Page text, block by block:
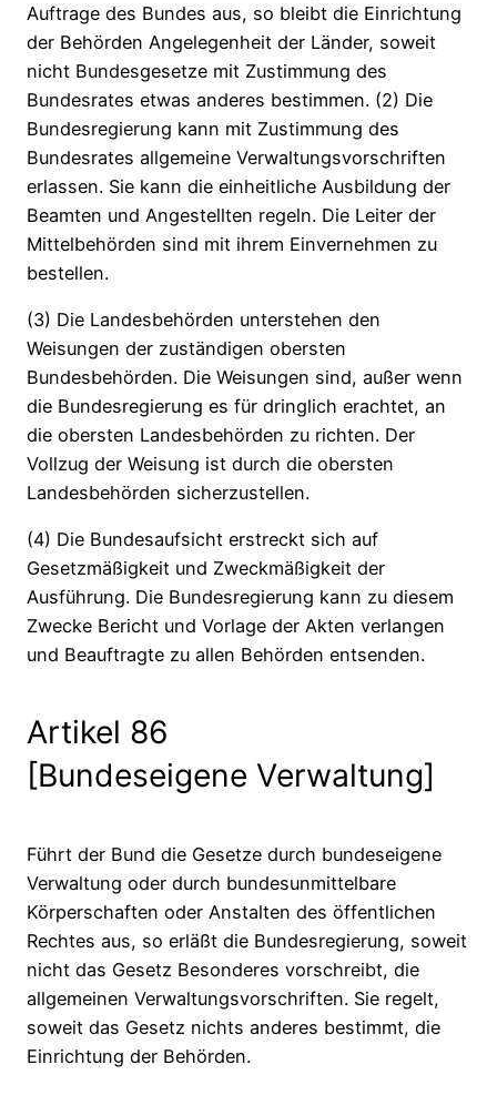
Auftrage des Bundes aus, so bleibt die Einrichtung
der Behörden Angelegenheit der Länder, soweit
nicht Bundesgesetze mit Zustimmung des
Bundesrates etwas anderes bestimmen. (2) Die
Bundesregierung kann mit Zustimmung des
Bundesrates allgemeine Verwaltungsvorschriften
erlassen. Sie kann die einheitliche Ausbildung der
Beamten und Angestellten regeln. Die Leiter der
Mittelbehörden sind mit ihrem Einvernehmen zu
bestellen.
(3) Die Landesbehörden unterstehen den
Weisungen der zuständigen obersten
Bundesbehörden. Die Weisungen sind, außer wenn
die Bundesregierung es für dringlich erachtet, an
die obersten Landesbehörden zu richten. Der
Vollzug der Weisung ist durch die obersten
Landesbehörden sicherzustellen.
(4) Die Bundesaufsicht erstreckt sich auf
Gesetzmäßigkeit und Zweckmäßigkeit der
Ausführung. Die Bundesregierung kann zu diesem
Zwecke Bericht und Vorlage der Akten verlangen
und Beauftragte zu allen Behörden entsenden.
Artikel 86
[Bundeseigene Verwaltung]
Führt der Bund die Gesetze durch bundeseigene
Verwaltung oder durch bundesunmittelbare
Körperschaften oder Anstalten des öffentlichen
Rechtes aus, so erläßt die Bundesregierung, soweit
nicht das Gesetz Besonderes vorschreibt, die
allgemeinen Verwaltungsvorschriften. Sie regelt,
soweit das Gesetz nichts anderes bestimmt, die
Einrichtung der Behörden.